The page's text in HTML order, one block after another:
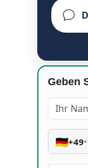
Geben
🇩🇪+49▾